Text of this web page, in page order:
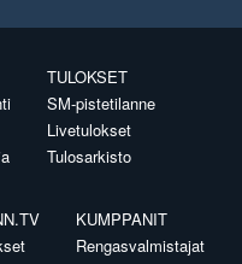
TULOKSET
SM-pistetilanne
Livetulokset
Tulosarkisto
KUMPPANIT
Rengasvalmistajat